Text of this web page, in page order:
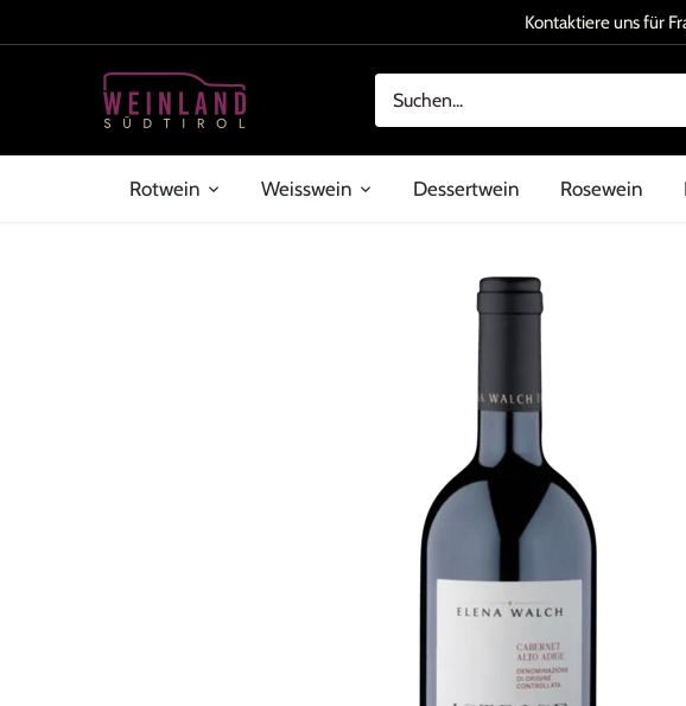
Kontaktiere uns für
Rotwein Weisswein Dessertwein Rosewein